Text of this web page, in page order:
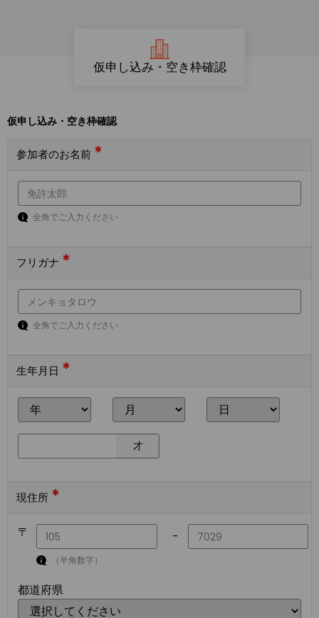
仮申し込み・空き枠確認
仮申し込み・空き枠確認
参加者のお名前 *
全角でご入力ください
フリガナ *
全角でご入力ください
生年月日 *
才
現住所 *
〒 -
（半角数字）
都道府県